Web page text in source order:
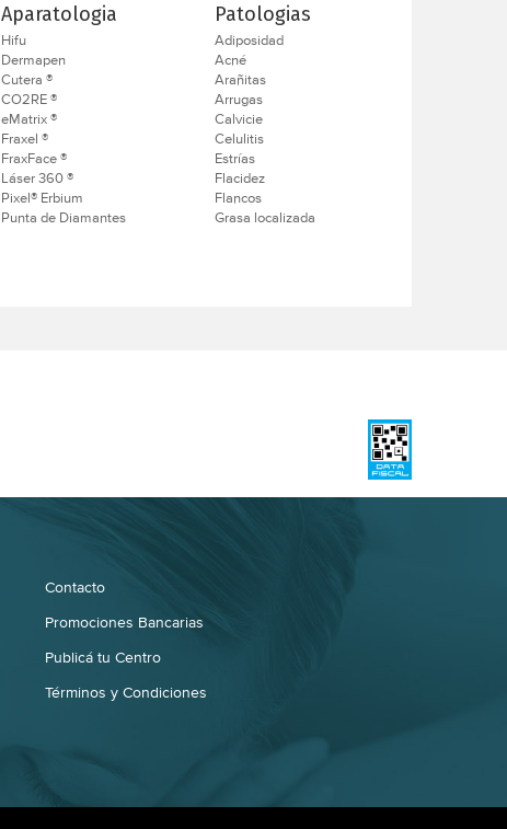
Aparatologia
Hifu
Dermapen
Cutera ®
CO2RE ®
eMatrix ®
Fraxel ®
FraxFace ®
Láser 360 ®
Pixel® Erbium
Punta de Diamantes
Patologias
Adiposidad
Acné
Arañitas
Arrugas
Calvicie
Celulitis
Estrías
Flacidez
Flancos
Grasa localizada
Contacto
Promociones Bancarias
Publicá tu Centro
Términos y Condiciones